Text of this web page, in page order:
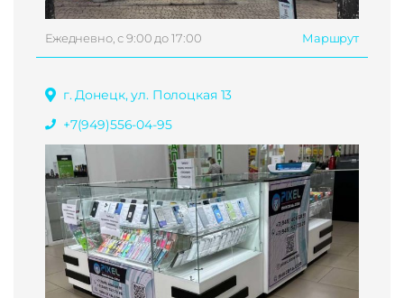
Ежедневно, с 9:00 до 17:00 Маршрут
г. Донецк, ул. Полоцкая 13
+7(949)556-04-95